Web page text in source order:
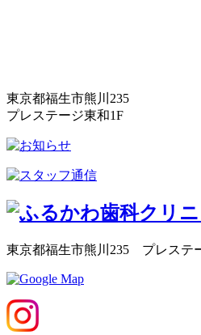
東京都福生市熊川235
プレステージ東和1F
東京都福生市熊川235 プレステ